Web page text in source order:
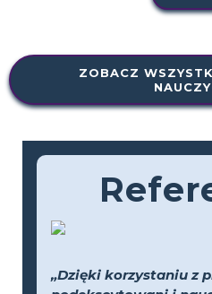
ZOBACZ
„Dzięki korzystaniu z